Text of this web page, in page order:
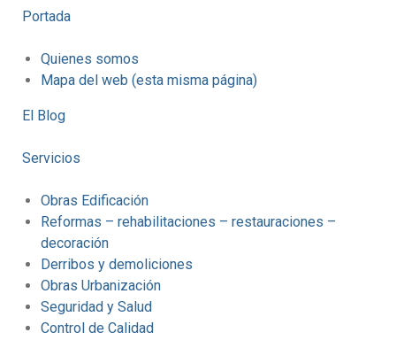
Portada
Quienes somos
Mapa del web (esta misma página)
El Blog
Servicios
Obras Edificación
Reformas – rehabilitaciones – restauraciones –
decoración
Derribos y demoliciones
Obras Urbanización
Seguridad y Salud
Control de Calidad